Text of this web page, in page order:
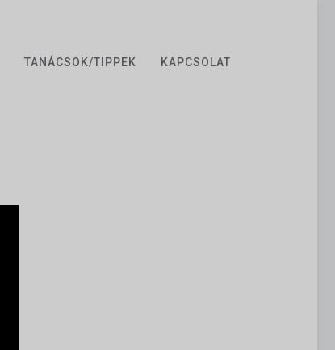
TANÁCSOK/TIPPEK KAPCSOLAT